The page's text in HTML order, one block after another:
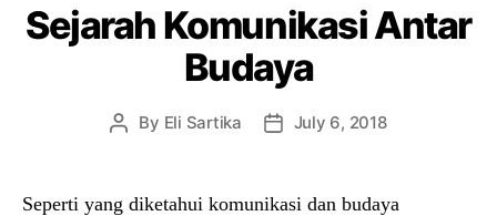
Sejarah Komunikasi Antar
Budaya
Post
By Eli Sartika
PostJuly 6, 2018
Seperti yang diketahui komunikasi dan budaya